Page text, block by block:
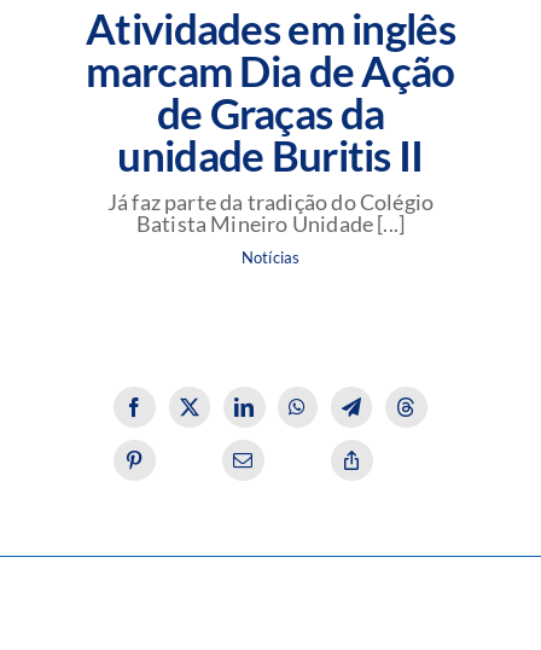
Perguntas Frequentes
Blog da Rede Batista
Atividades em inglês
marcam Dia de Ação
de Graças da
unidade Buritis II
Já faz parte da tradição do Colégio
Batista Mineiro Unidade [...]
Notícias